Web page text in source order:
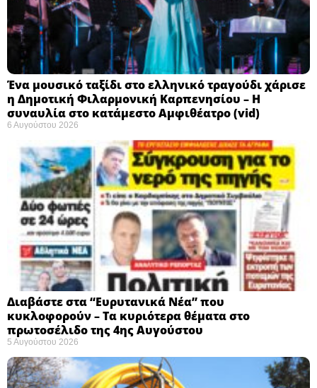
Ένα μουσικό ταξίδι στο ελληνικό τραγούδι χάρισε
η Δημοτική Φιλαρμονική Καρπενησίου – Η
συναυλία στο κατάμεστο Αμφιθέατρο (vid)
6 Αυγούστου 2026
Διαβάστε στα “Ευρυτανικά Νέα” που
κυκλοφορούν – Τα κυριότερα θέματα στο
πρωτοσέλιδο της 4ης Αυγούστου
5 Αυγούστου 2026